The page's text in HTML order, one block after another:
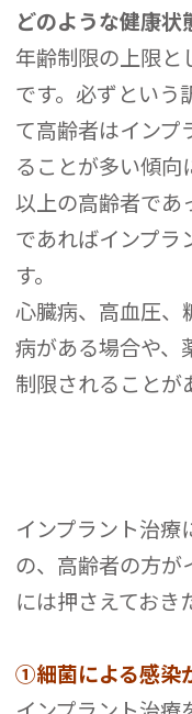
どのような健康状
年齢制限の上限と
です。必ずという
て高齢者はインプ
ることが多い傾
以上の高齢者であ
であればインプラ
す。
心臓病、高血圧、
病がある場合や、
制限されることが
インプラント治療
の、高齢者の方が
には押さえておき
①細菌による感染